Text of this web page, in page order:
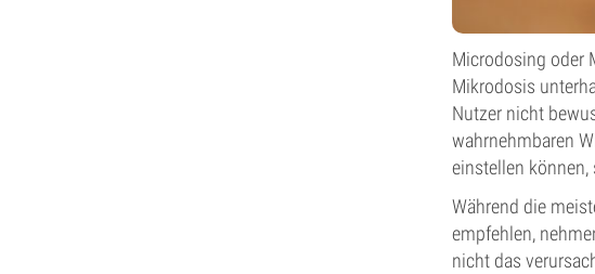
Microdosing oder
Mikrodosis
Nutzer nicht
wahrnehmbaren
einstellen
Während die
empfehlen,
nicht das